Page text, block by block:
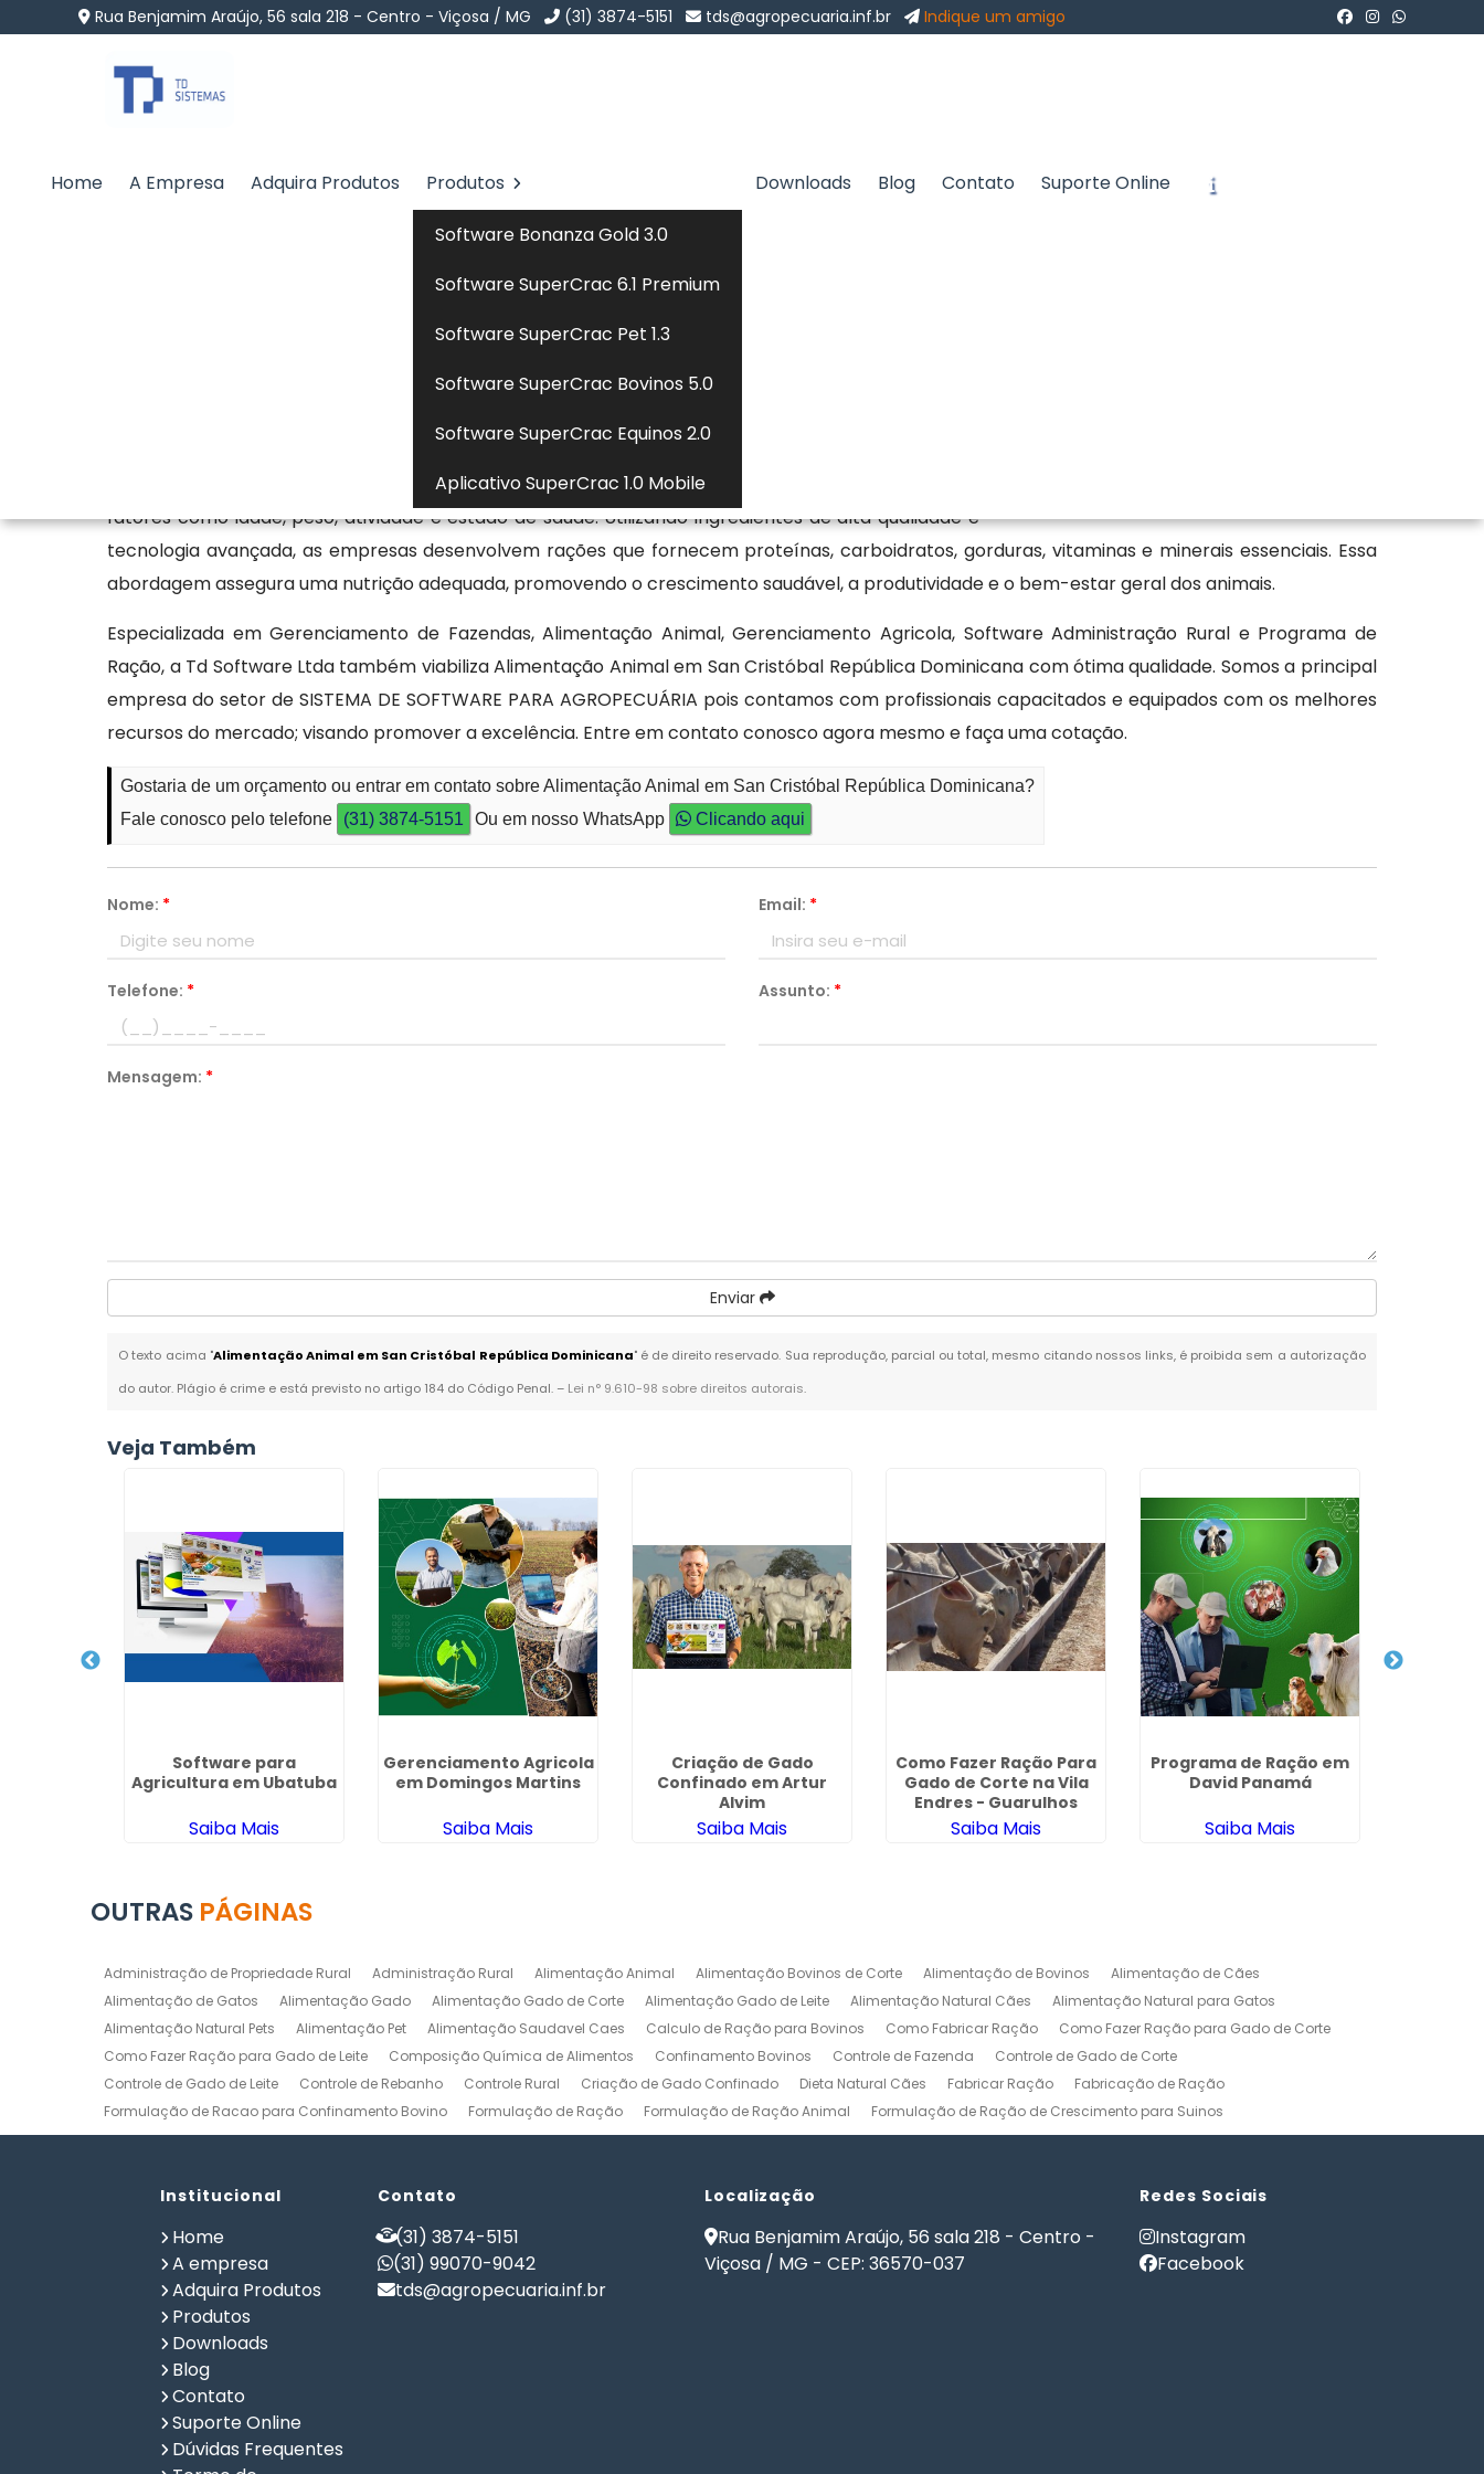
Rua Benjamim Araújo, 56 sala 218 - Centro - Viçosa / MG (31) 3874-5151 tds@agropecuaria.inf.br Indique um amigo
Home A Empresa Adquira Produtos Produtos
Software Bonanza Gold 3.0
Software SuperCrac 6.1 Premium
Software SuperCrac Pet 1.3
Software SuperCrac Bovinos 5.0
Software SuperCrac Equinos 2.0
Aplicativo SuperCrac 1.0 Mobile
Downloads Blog Contato Suporte Online
Alimentação Animal em San Cristóbal
Alimentação Animal em San Cristóbal República Dominicana
diversas áreas, desde pecuária até animais de estimação. Envolve a formulação de dietas
balanceadas que atendem às necessidades nutricionais específicas de cada espécie, considerando
fatores como idade, peso, atividade e estado de saúde. Utilizando ingredientes de alta qualidade e
tecnologia avançada, as empresas desenvolvem rações que fornecem proteínas, carboidratos, gorduras, vitaminas e minerais essenciais. Essa
abordagem assegura uma nutrição adequada, promovendo o crescimento saudável, a produtividade e o bem-estar geral dos animais.
Especializada em Gerenciamento de Fazendas, Alimentação Animal, Gerenciamento Agricola, Software Administração Rural e Programa de
Ração, a Td Software Ltda também viabiliza Alimentação Animal em San Cristóbal República Dominicana com ótima qualidade. Somos a principal
empresa do setor de SISTEMA DE SOFTWARE PARA AGROPECUÁRIA pois contamos com profissionais capacitados e equipados com os melhores
recursos do mercado; visando promover a excelência. Entre em contato conosco agora mesmo e faça uma cotação.
Gostaria de um orçamento ou entrar em contato sobre Alimentação Animal em San Cristóbal República Dominicana?
Fale conosco pelo telefone
(31) 3874-5151 Ou em nosso WhatsApp Clicando aqui
Nome: * Email: *
Telefone: * Assunto: *
Mensagem: *
Enviar
O texto acima "Alimentação Animal em San Cristóbal República Dominicana" é de direito reservado. Sua reprodução, parcial ou total, mesmo citando nossos links, é proibida sem a autorização
do autor. Plágio é crime e está previsto no artigo 184 do Código Penal. – Lei n° 9.610-98 sobre direitos autorais.
Veja Também
Software para
Agricultura em Ubatuba
Saiba Mais
Gerenciamento Agricola
em Domingos Martins
Saiba Mais
Criação de Gado
Confinado em Artur
Alvim
Saiba Mais
Como Fazer Ração Para
Gado de Corte na Vila
Endres - Guarulhos
Saiba Mais
Programa de Ração em
David Panamá
Saiba Mais
OUTRAS PÁGINAS
Administração de Propriedade Rural Administração Rural Alimentação Animal Alimentação Bovinos de Corte Alimentação de Bovinos
Alimentação de Cães
Alimentação de Gatos
Alimentação Gado Alimentação Gado de Corte Alimentação Gado de Leite Alimentação Natural Cães
Alimentação Natural para Gatos
Alimentação Natural Pets
Alimentação Pet Alimentação Saudavel Caes Calculo de Ração para Bovinos Como Fabricar Ração
Como Fazer Ração para Gado de Corte
Como Fazer Ração para Gado de Leite
Composição Química de Alimentos Confinamento Bovinos Controle de Fazenda
Controle de Gado de Corte
Controle de Gado de Leite
Controle de Rebanho Controle Rural Criação de Gado Confinado Dieta Natural Cães Fabricar Ração
Fabricação de Ração
Formulação de Racao para Confinamento Bovino
Formulação de Ração Formulação de Ração Animal
Formulação de Ração de Crescimento para Suinos
Formulação de Ração de Postura para Galinhas
Formulação de Ração para Aves de Postura Formulação de Ração para Bezerros
Formulação de Ração para Bovinos
Formulação de Ração para Frango de Corte
Formulação de Ração para Gado Leiteiro Formulação de Ração para Peixes
Formulação de Ração para Suínos
Gerenciamento de Fazendas
Gerenciamento Rural Gestão Rural Nutrição de Bovinos Nutrição de Cães e Gatos
Nutrição PET
Planilha Formulação de Ração Vacas Leiteiras
Programa de Formulação de Ração para Bovinos
Software Administração Rural
Software de Gestão de Propriedade Rural
Software de Ração
Software para Agricultura
Institucional
Home
A empresa
Adquira Produtos
Produtos
Downloads
Blog
Contato
Suporte Online
Dúvidas Frequentes
Contato
(31) 3874-5151
(31) 99070-9042
tds@agropecuaria.inf.br
Localização
Rua Benjamim Araújo, 56 sala 218 - Centro -
Viçosa / MG - CEP: 36570-037
Redes Sociais
Instagram
Facebook